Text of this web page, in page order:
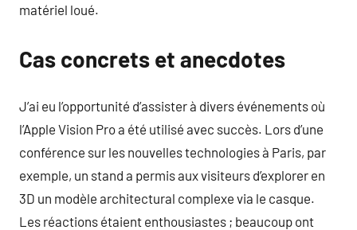
matériel loué.
Cas concrets et anecdotes
J’ai eu l’opportunité d’assister à divers événements où
l’Apple Vision Pro a été utilisé avec succès. Lors d’une
conférence sur les nouvelles technologies à Paris, par
exemple, un stand a permis aux visiteurs d’explorer en
3D un modèle architectural complexe via le casque.
Les réactions étaient enthousiastes ; beaucoup ont